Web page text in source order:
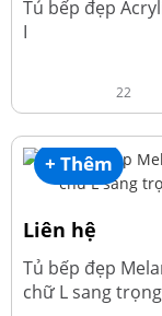
Tủ bếp đẹp
I
22
+ Thêm
Liên hệ
Tủ bếp đẹp
chữ L sang trọng